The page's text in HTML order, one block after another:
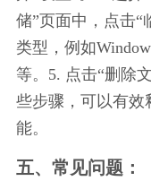
储”页面中，点击“
类型，例如
等。5. 点击“删除
些步骤，可以有效
能。
五、常见问题：